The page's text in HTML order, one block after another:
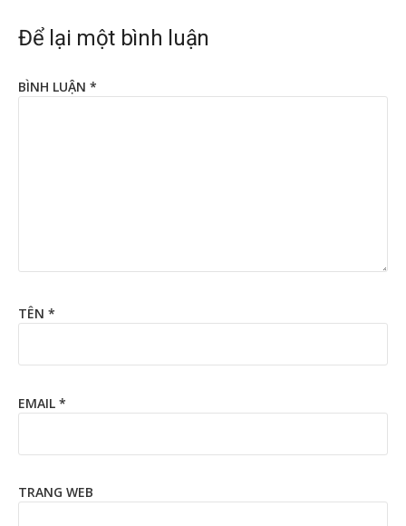
Để lại một bình luận
BÌNH LUẬN *
TÊN *
EMAIL *
TRANG WEB